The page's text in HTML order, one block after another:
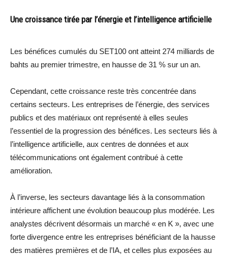
Une croissance tirée par l’énergie et l’intelligence artificielle
Les bénéfices cumulés du SET100 ont atteint 274 milliards de
bahts au premier trimestre, en hausse de 31 % sur un an.
Cependant, cette croissance reste très concentrée dans
certains secteurs. Les entreprises de l’énergie, des services
publics et des matériaux ont représenté à elles seules
l’essentiel de la progression des bénéfices. Les secteurs liés à
l’intelligence artificielle, aux centres de données et aux
télécommunications ont également contribué à cette
amélioration.
À l’inverse, les secteurs davantage liés à la consommation
intérieure affichent une évolution beaucoup plus modérée. Les
analystes décrivent désormais un marché « en K », avec une
forte divergence entre les entreprises bénéficiant de la hausse
des matières premières et de l’IA, et celles plus exposées au